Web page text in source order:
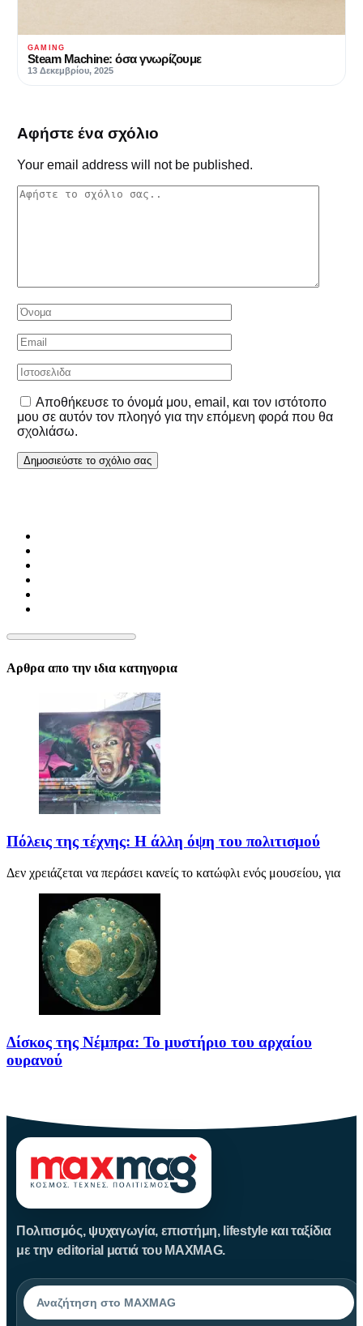
GAMING
Steam Machine: όσα γνωρίζουμε
13 Δεκεμβρίου, 2025
Αφήστε ένα σχόλιο
Your email address will not be published.
Αποθήκευσε το όνομά μου, email, και τον ιστότοπο
μου σε αυτόν τον πλοηγό για την επόμενη φορά που θα
σχολιάσω.
Αρθρα απο την ιδια κατηγορια
Πόλεις της τέχνης: Η άλλη όψη του πολιτισμού
Δεν χρειάζεται να περάσει κανείς το κατώφλι ενός μουσείου, για
Δίσκος της Νέμπρα: Το μυστήριο του αρχαίου
ουρανού
Πολιτισμός, ψυχαγωγία, επιστήμη, lifestyle και ταξίδια
με την editorial ματιά του MAXMAG.
Αναζήτηση